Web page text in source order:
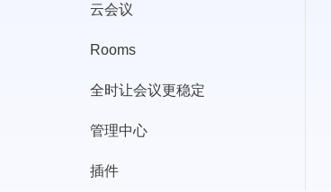
云会议
Rooms
全时让会议更稳定
管理中心
插件